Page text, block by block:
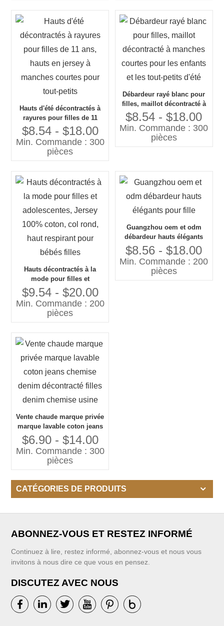
Hauts d'été décontractés à
rayures pour filles de 11
ans, hauts en jersey à
manches courtes pour tout-
petits
$8.54 - $18.00
Min. Commande : 300
pièces
Débardeur rayé blanc pour
filles, maillot décontracté à
manches courtes pour les
enfants et les tout-petits
d'été
$8.54 - $18.00
Min. Commande : 300
pièces
Hauts décontractés à la
mode pour filles et
adolescentes, Jersey 100%
coton, col rond, haut
respirant pour bébés filles
$9.54 - $20.00
Min. Commande : 200
pièces
Guangzhou oem et odm
débardeur hauts élégants
pour fille
$8.56 - $18.00
Min. Commande : 200
pièces
Vente chaude marque privée
marque lavable coton jeans
chemise denim décontracté
filles denim chemise usine
$6.90 - $14.00
Min. Commande : 300
pièces
CATÉGORIES DE PRODUITS
ABONNEZ-VOUS ET RESTEZ INFORMÉ
Continuez à lire, restez informé, abonnez-vous et nous vous
invitons à nous dire ce que vous en pensez.
DISCUTEZ AVEC NOUS